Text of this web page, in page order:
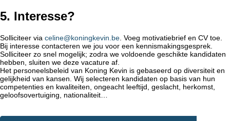
5. Interesse?
Solliciteer via celine@koningkevin.be. Voeg motivatiebrief en CV toe.
Bij interesse contacteren we jou voor een kennismakingsgesprek.
Solliciteer zo snel mogelijk; zodra we voldoende geschikte kandidaten
hebben, sluiten we deze vacature af.
Het personeelsbeleid van Koning Kevin is gebaseerd op diversiteit en
gelijkheid van kansen. Wij selecteren kandidaten op basis van hun
competenties en kwaliteiten, ongeacht leeftijd, geslacht, herkomst,
geloofsovertuiging, nationaliteit…